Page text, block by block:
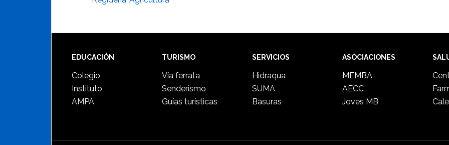
Footer
EDUCACIÓN
Colegio
Instituto
AMPA
TURISMO
Vía ferrata
Senderismo
Guías turísticas
SERVICIOS
Hidraqua
SUMA
Basuras
ASOCIACIONES
MEMBA
AECC
Joves MB